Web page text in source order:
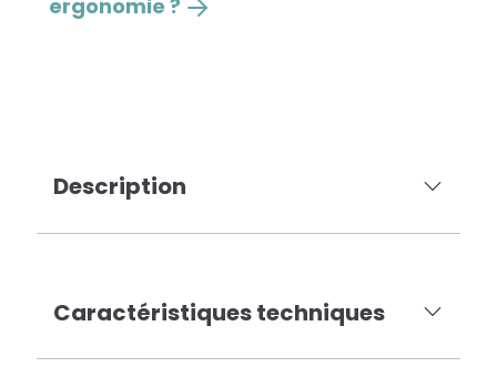
ergonomie ?
Description
Caractéristiques techniques